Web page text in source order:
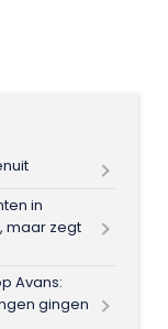
in
maar zegt
Avans:
gingen